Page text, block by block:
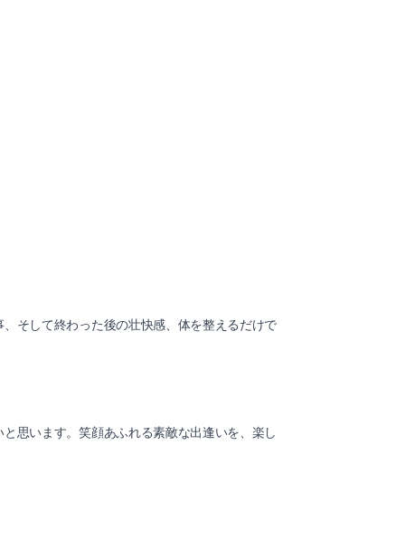
そして終わった後の壮快感、体を整えるだけで
思います。笑顔あふれる素敵な出逢いを、楽し